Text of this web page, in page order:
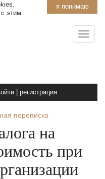
я понимаю
этим.
регистрация
переписка
на
при